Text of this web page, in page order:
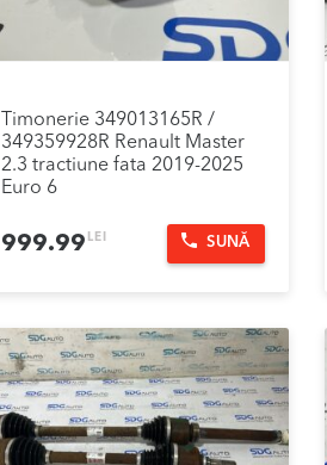
Timonerie 349013165R /
349359928R Renault Master
2.3 tractiune fata 2019-2025
Euro 6
999.99 LEI SUNĂ